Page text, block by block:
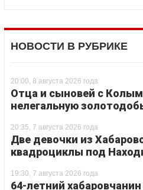
НОВОСТИ В РУБРИКЕ
20:00, 8 августа 2026 года
Отца и сыновей с
нелегальную
20:35, 7 августа 2026 года
Две девочки из
квадроциклы под
19:30, 7 августа 2026 года
64-летний